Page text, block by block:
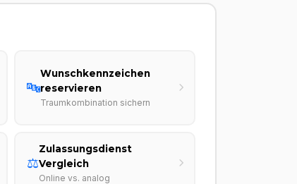
🔤
Wunschkennzeichen
reservieren
Traumkombination sichern
⚖️
Zulassungsdienst
Vergleich
Online vs. analog